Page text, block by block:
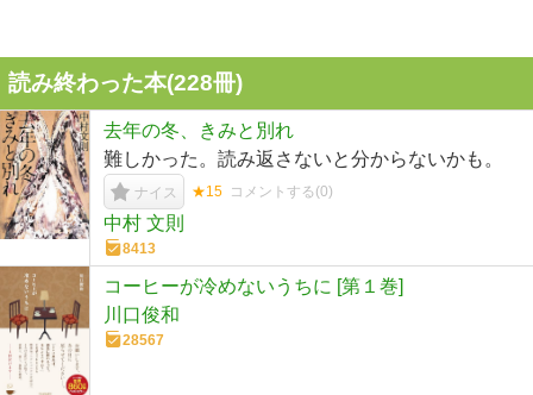
読み終わった本(228冊)
去年の冬、きみと別れ
難しかった。読み返さないと分からないかも。
ナイス ★15 コメントする(0)
中村 文則
8413
コーヒーが冷めないうちに [第１巻]
川口俊和
28567